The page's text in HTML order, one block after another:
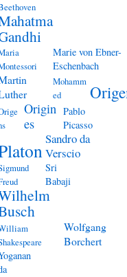
Marie von Ebner-
Eschenbach
Mohamm
ed
Origin
es
Pablo
Picasso
Sandro da
Verscio
Sri
Babaji
Wolfgang
Borchert